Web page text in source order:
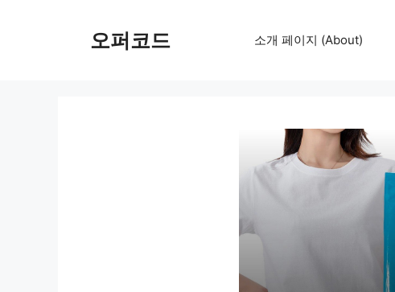
오퍼코드 소개 페이지 (About)